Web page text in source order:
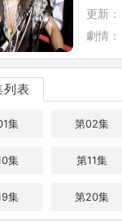
更新：
劇情：
列表
集 第02集
集 第11集
集 第20集